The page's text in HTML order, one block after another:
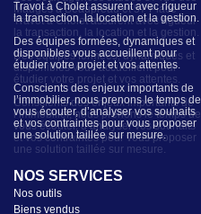
Travot à Cholet assurent avec rigueur
la transaction, la location et la gestion.
Des équipes formées, dynamiques et
disponibles vous accueillent pour
étudier votre projet et vos attentes.
Conscients des enjeux importants de
l’immobilier, nous prenons le temps de
vous écouter, d’analyser vos souhaits
et vos contraintes pour vous proposer
une solution taillée sur mesure.
NOS SERVICES
Nos outils
Biens vendus